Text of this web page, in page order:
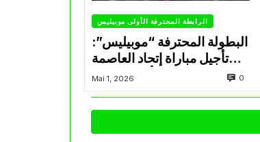
الرابطة المحترفة الأولى موبيليس
البطولة المحترفة “موبيليس”:
تأجيل مباراة إتحاد العاصمة
وأتلتيك بارادو
Mai 1, 2026 0